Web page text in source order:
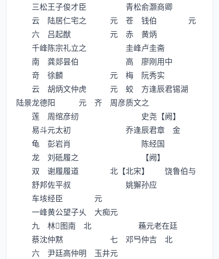
三松王子俊才臣 青松俞灏商卿
云 陆居仁宅之 元 苍 钱伯 元
六 吕起猷 元 赤 黄炳
千峰陈宗礼立之 圭峰卢圭斋
南 龚郯昙伯 高 廖刚用中
竒 徐麟 元 梅 阮秀实
云 胡炳文仲虎 元 蛟 方逢辰君锡湖
陆景龙德阳 元 齐 周彦质文之
莲 周绾彦纫 史尧【阙】
易斗元太初 乔逢辰君章 金
龟 彭岩肖 陈经国
龙 刘砥履之 【阙】
双 谢履履道 北【北宋】 饶鲁伯与
舒邦佐平叔 姚獬孙应
车垓经臣 元
一峰黄公望子乆 大痴元
九 林图南 北 蘓元老在廷
蔡沈仲黙 七 邓仲吉 北
六 尹廷高仲明 玉井元